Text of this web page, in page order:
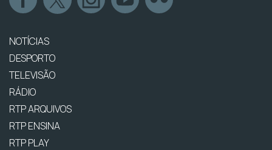
NOTÍCIAS
DESPORTO
TELEVISÃO
RÁDIO
RTP ARQUIVOS
RTP ENSINA
RTP PLAY